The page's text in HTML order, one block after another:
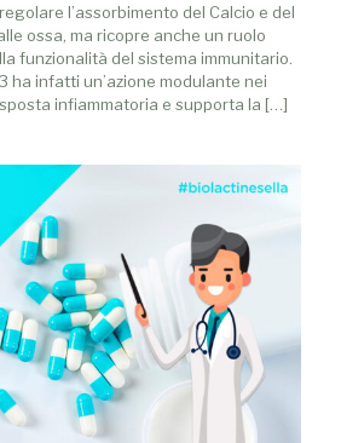
l’assorbimento del Calcio e del
ossa, ma ricopre anche un ruolo
funzionalità del sistema immunitario.
ha infatti un’azione modulante nei
infiammatoria e supporta la […]